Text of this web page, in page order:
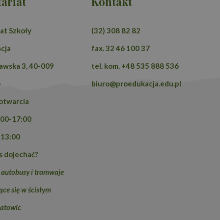
Szkoły
3, 40-009
17:00
dojechać?
i tramwaje
się w ścisłym
(32) 308 82 82
fax. 32 46 100 37
tel. kom. +48 535 888 536
biuro@proedukacja.edu.pl